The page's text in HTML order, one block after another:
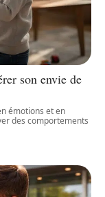
son envie de
émotions et en
des comportements